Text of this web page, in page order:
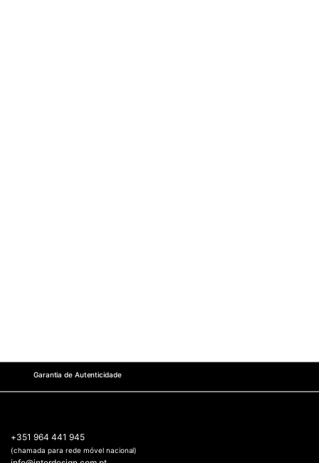
Garantia de Autenticidade
+351 964 441 945
(chamada para rede móvel nacional)